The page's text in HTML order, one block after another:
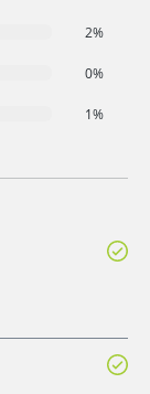
2%
0%
1%